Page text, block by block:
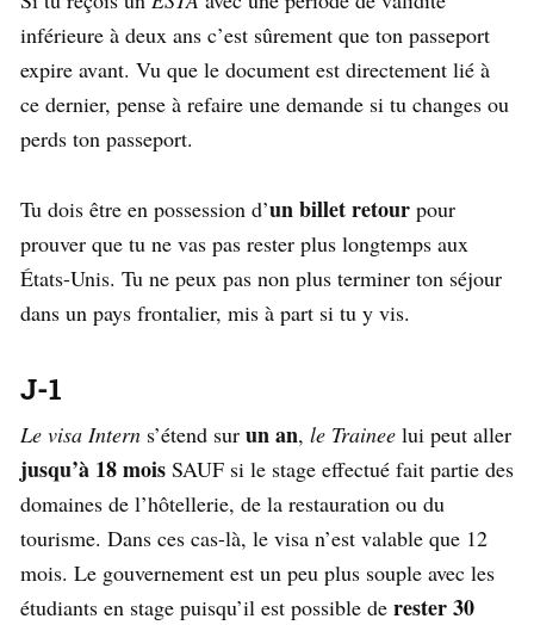
inférieure à deux ans c’est sûrement que ton passeport
expire avant. Vu que le document est directement lié à
ce dernier, pense à refaire une demande si tu changes ou
perds ton passeport.
Tu dois être en possession d’un billet retour pour
prouver que tu ne vas pas rester plus longtemps aux
États-Unis. Tu ne peux pas non plus terminer ton séjour
dans un pays frontalier, mis à part si tu y vis.
J-1
Le visa Intern s’étend sur un an, le Trainee lui peut aller
jusqu’à 18 mois SAUF si le stage effectué fait partie des
domaines de l’hôtellerie, de la restauration ou du
tourisme. Dans ces cas-là, le visa n’est valable que 12
mois. Le gouvernement est un peu plus souple avec les
étudiants en stage puisqu’il est possible de rester 30